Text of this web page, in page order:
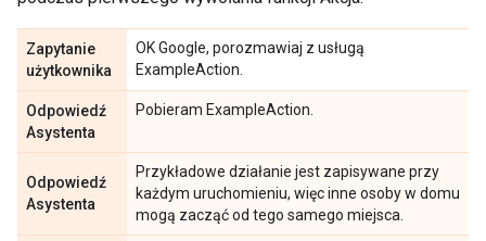
Zapytanie
użytkownika
OK Google, porozmawiaj z usługą
ExampleAction.
Odpowiedź
Asystenta
Pobieram ExampleAction.
Odpowiedź
Asystenta
Przykładowe działanie jest zapisywane przy
każdym uruchomieniu, więc inne osoby w domu
mogą zacząć od tego samego miejsca.